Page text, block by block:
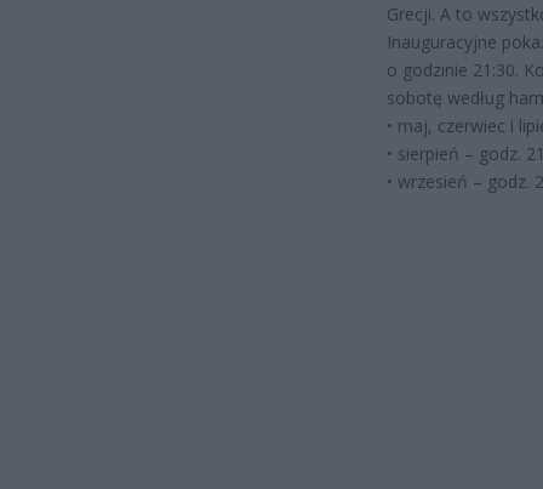
Grecji. A to
Inauguracyjne
o godzinie 21:30.
sobotę według
• maj, czerwiec i
• sierpień – godz.
• wrzesień – godz.